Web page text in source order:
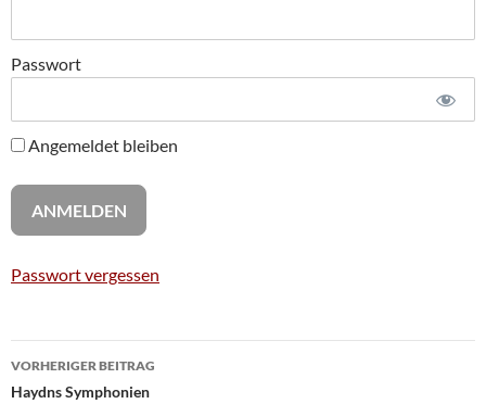
Passwort
Angemeldet bleiben
Passwort vergessen
Beitragsnavigation
VORHERIGER BEITRAG
Haydns Symphonien